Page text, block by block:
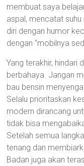
membuat saya
aspal, mencatat
diri dengan humor
dengan “mobilnya
Yang terakhir, hindari
berbahaya. Jangan
bau bensin
Selalu prioritaskan
modern dirancang
tidak bisa
Setelah semua
tenang dan
Badan juga akan